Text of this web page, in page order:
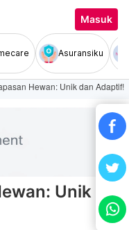
Masuk
Asuransiku
Hewan: Unik dan Adaptif!
Unik